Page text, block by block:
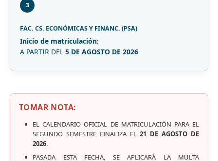
3
FAC. CS. ECONÓMICAS Y FINANC. (PSA)
Inicio de matriculación:
A PARTIR DEL 5 DE AGOSTO DE 2026
TOMAR NOTA:
EL CALENDARIO OFICIAL DE MATRICULACIÓN PARA EL
SEGUNDO SEMESTRE FINALIZA EL21 DE AGOSTO DE
2026.
PASADA ESTA FECHA, SE APLICARÁ LA MULTA